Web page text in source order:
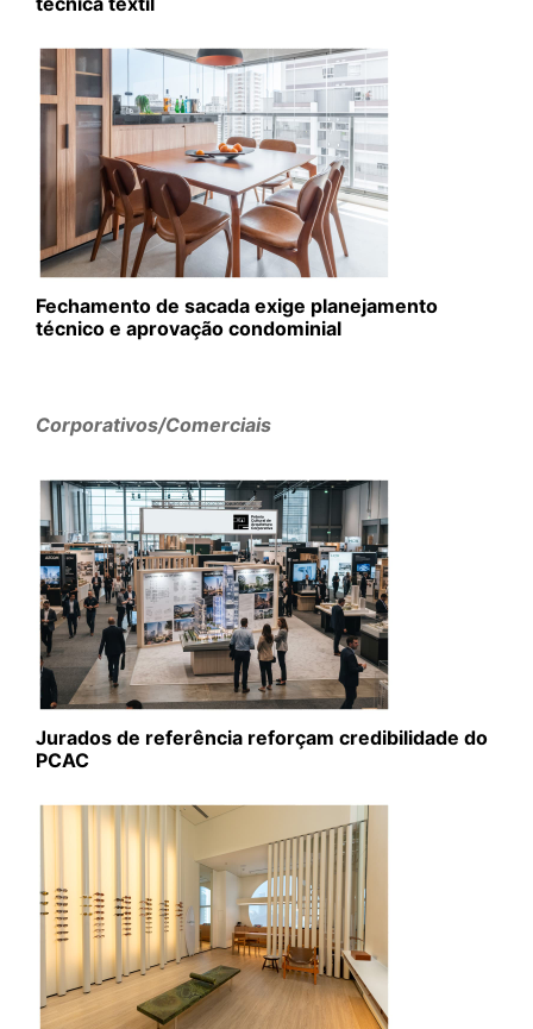
Fechamento de sacada exige planejamento
técnico e aprovação condominial
Corporativos/Comerciais
Jurados de referência reforçam credibilidade do
PCAC